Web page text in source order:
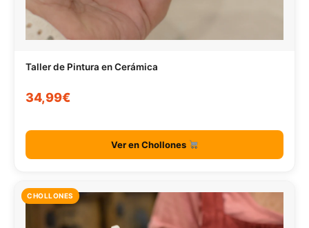
Taller de Pintura en Cerámica
34,99€
Ver en Chollones
CHOLLONES